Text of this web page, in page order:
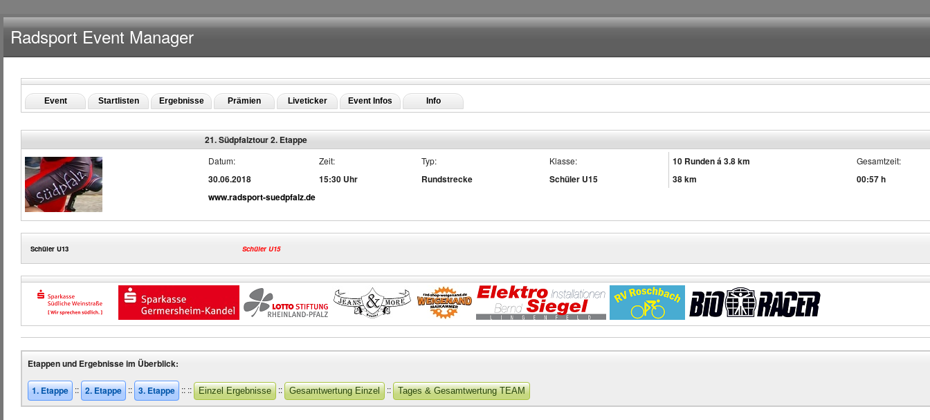
Radsport Event Manager
Event Startlisten Ergebnisse Prämien Liveticker Event Infos Info
21. Südpfalztour 2. Etappe
Datum: Zeit: Typ: Klasse: 10 Runden á 3.8 km Gesamtzeit:
30.06.2018 15:30 Uhr Rundstrecke Schüler U15 38 km
00:57 h
www.radsport-suedpfalz.de
Schüler U13 Schüler U15
Etappen und Ergebnisse im Überblick:
1. Etappe :: 2. Etappe :: 3. Etappe :: :: Einzel Ergebnisse :: Gesamtwertung Einzel :: Tages & Gesamtwertung TEAM